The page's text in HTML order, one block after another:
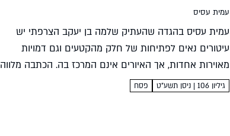
עמית עסיס
עמית עסיס בהגדה שהעתיק שלמה בן יעקב הצרפתי יש
עיטורים נאים לפתיחות של חלק מהקטעים וגם דמויות
מאוירות אחדות, אך האיורים אינם המרכז בה. הכתבה מלווה
באיורים מתוך הגדה מפוארת שנכתבה 63 שנה מוקדם יותר...
גיליון 106 | ניסן תשע"ט פסח